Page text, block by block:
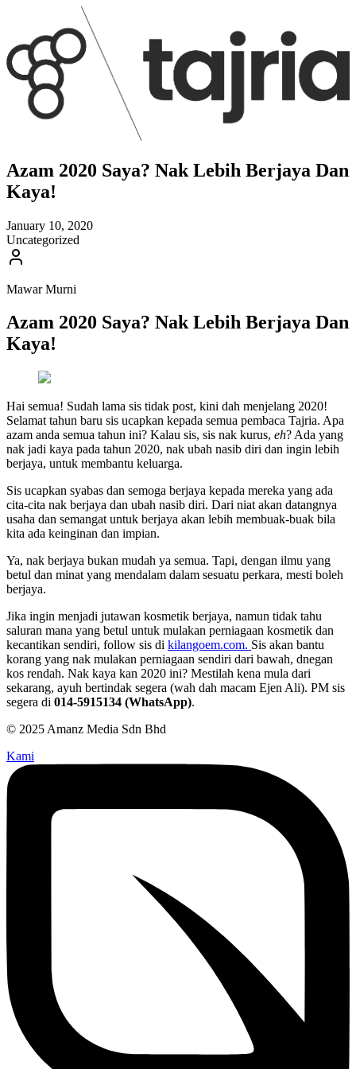
Azam 2020 Saya? Nak Lebih Berjaya Dan
Kaya!
January 10, 2020
Uncategorized
Mawar Murni
Azam 2020 Saya? Nak Lebih Berjaya Dan
Kaya!
Hai semua! Sudah lama sis tidak post, kini dah menjelang 2020!
Selamat tahun baru sis ucapkan kepada semua pembaca Tajria. Apa
azam anda semua tahun ini? Kalau sis, sis nak kurus, eh? Ada yang
nak jadi kaya pada tahun 2020, nak ubah nasib diri dan ingin lebih
berjaya, untuk membantu keluarga.
Sis ucapkan syabas dan semoga berjaya kepada mereka yang ada
cita-cita nak berjaya dan ubah nasib diri. Dari niat akan datangnya
usaha dan semangat untuk berjaya akan lebih membuak-buak bila
kita ada keinginan dan impian.
Ya, nak berjaya bukan mudah ya semua. Tapi, dengan ilmu yang
betul dan minat yang mendalam dalam sesuatu perkara, mesti boleh
berjaya.
Jika ingin menjadi jutawan kosmetik berjaya, namun tidak tahu
saluran mana yang betul untuk mulakan perniagaan kosmetik dan
kecantikan sendiri, follow sis di kilangoem.com. Sis akan bantu
korang yang nak mulakan perniagaan sendiri dari bawah, dnegan
kos rendah. Nak kaya kan 2020 ini? Mestilah kena mula dari
sekarang, ayuh bertindak segera (wah dah macam Ejen Ali). PM sis
segera di 014-5915134 (WhatsApp).
© 2025 Amanz Media Sdn Bhd
Kami